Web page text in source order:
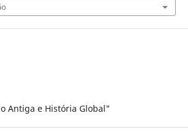
Antiga e História Global"